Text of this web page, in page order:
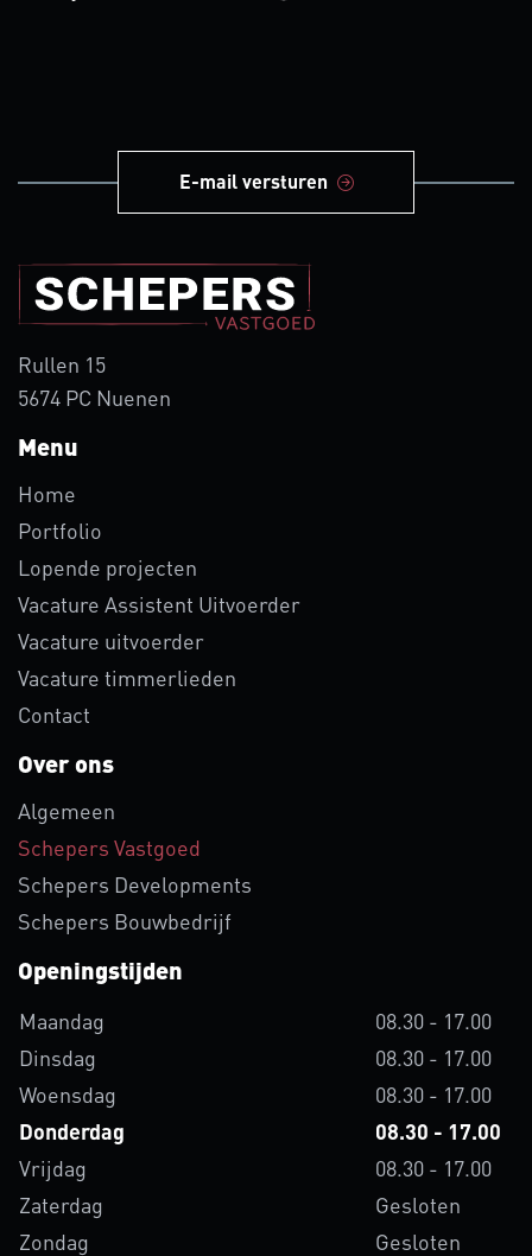
E-mail versturen
Rullen 15
5674 PC Nuenen
Menu
Home
Portfolio
Lopende projecten
Vacature Assistent Uitvoerder
Vacature uitvoerder
Vacature timmerlieden
Contact
Over ons
Algemeen
Schepers Vastgoed
Schepers Developments
Schepers Bouwbedrijf
Openingstijden
Maandag
08.30 - 17.00
Dinsdag
08.30 - 17.00
Woensdag
08.30 - 17.00
Donderdag
08.30 - 17.00
Vrijdag
08.30 - 17.00
Zaterdag
Gesloten
Zondag
Gesloten